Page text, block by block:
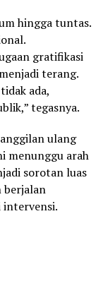
hingga tuntas.
gratifikasi
terang.
ada,
tegasnya.
ulang
menunggu arah
sorotan luas
berjalan
intervensi.